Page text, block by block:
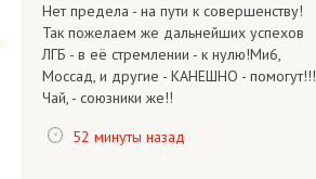
Нет предела - на пути к совершенству!
Так пожелаем же дальнейших успехов
ЛГБ - в её стремлении - к нулю!Ми6,
Моссад, и другие - КАНЕШНО - помогут!!!
Чай, - союзники же!!
52 минуты назад